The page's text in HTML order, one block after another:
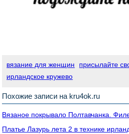
вязание для женщин
присылайте
ирландское кружево
Похожие записи на kru4ok.ru
Вязаное покрывало Полтавчанка.
Платье Лазурь лета 2 в технике